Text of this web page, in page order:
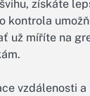
získáte
kontrola
už míříte na
vzdálenosti